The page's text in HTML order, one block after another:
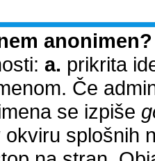
anonimen?
a. prikrita
Če
se izpiše
splošnih